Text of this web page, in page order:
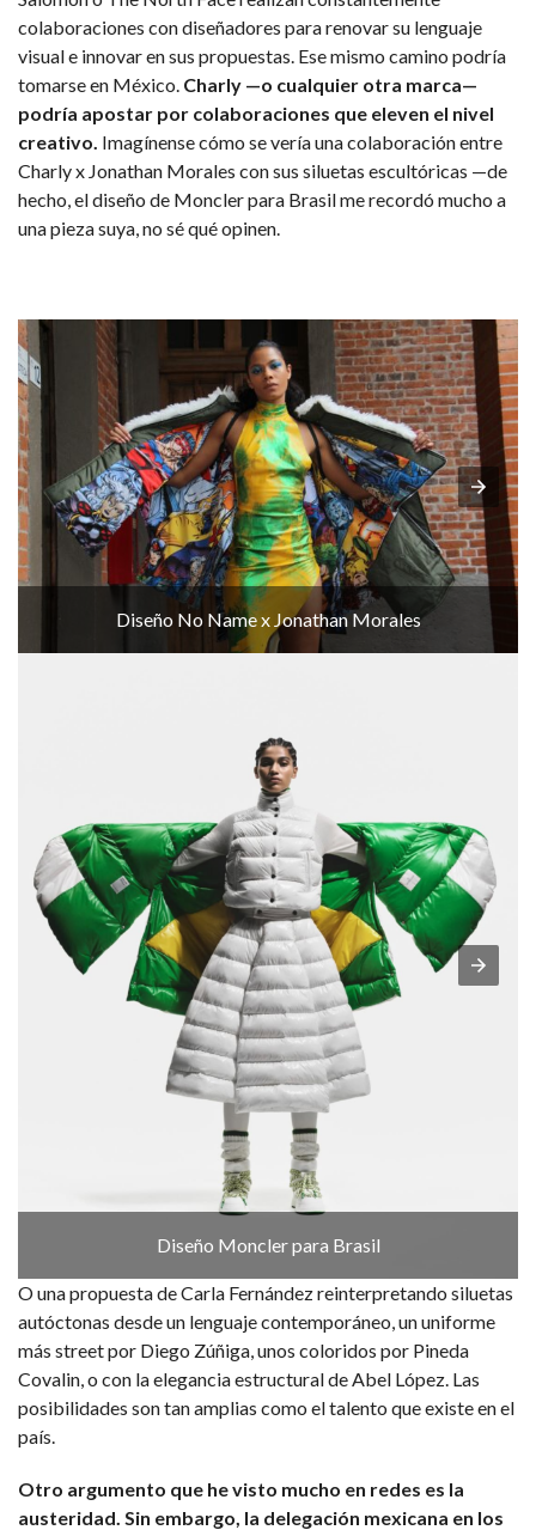
colaboraciones con diseñadores para renovar su lenguaje
visual e innovar en sus propuestas. Ese mismo camino podría
tomarse en México. Charly —o cualquier otra marca—
podría apostar por colaboraciones que eleven el nivel
creativo. Imagínense cómo se vería una colaboración entre
Charly x Jonathan Morales con sus siluetas escultóricas —de
hecho, el diseño de Moncler para Brasil me recordó mucho a
una pieza suya, no sé qué opinen.
Diseño No Name x Jonathan Morales
Diseño Moncler para Brasil
O una propuesta de Carla Fernández reinterpretando siluetas
autóctonas desde un lenguaje contemporáneo, un uniforme
más street por Diego Zúñiga, unos coloridos por Pineda
Covalin, o con la elegancia estructural de Abel López. Las
posibilidades son tan amplias como el talento que existe en el
país.
Otro argumento que he visto mucho en redes es la
austeridad. Sin embargo, la delegación mexicana en los